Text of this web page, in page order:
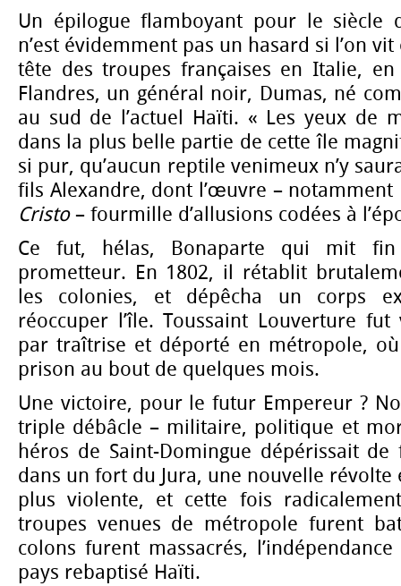
Un épilogue flamboyant pour le siècle
n’est évidemment pas un hasard si l’on
tête des troupes françaises en Italie,
Flandres, un général noir, Dumas, né
au sud de l’actuel Haïti. « Les yeux de
dans la plus belle partie de cette île
si pur, qu’aucun reptile venimeux n’y
fils Alexandre, dont l’œuvre – notamment
Cristo– fourmille d’allusions codées à
Ce fut, hélas, Bonaparte qui mit
prometteur. En 1802, il rétablit
les colonies, et dépêcha un corps
réoccuper l’île. Toussaint Louverture fut
par traîtrise et déporté en métropole,
prison au bout de quelques mois.
Une victoire, pour le futur Empereur ?
triple débâcle – militaire, politique et
héros de Saint-Domingue dépérissait
dans un fort du Jura, une nouvelle révolte
plus violente, et cette fois
troupes venues de métropole furent
colons furent massacrés,
pays rebaptisé Haïti.